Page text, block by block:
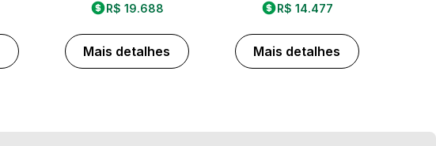
R$ 19.688
Mais detalhes
R$ 14.477
Mais detalhes